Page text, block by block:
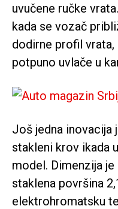
uvučene ručke
kada se vozač
dodirne profil
potpuno uvlače u
Još jedna inovacija
stakleni krov ikada
model. Dimenzija
staklena površina
elektrohromatsku